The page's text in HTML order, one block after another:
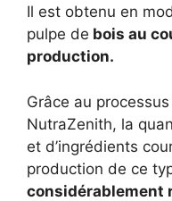
Il est obtenu en
pulpe de bois au
production.
Grâce au
NutraZenith, la
et d’ingrédients
production de ce
considérablement